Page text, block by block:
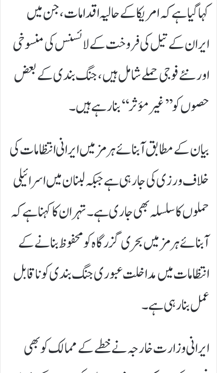
کہا گیا ہے کہ امریکا کے حالیہ اقدامات، جن میں
ایران کے تیل کی فروخت کے لائسنس کی منسوخی
اور نئے فوجی حملے شامل ہیں، جنگ بندی کے بعض
حصوں کو ’’غیر مؤثر‘‘ بنا رہے ہیں۔
بیان کے مطابق آبنائے ہرمز میں ایرانی انتظامات کی
خلاف ورزی کی جا رہی ہے جبکہ لبنان میں اسرائیلی
حملوں کا سلسلہ بھی جاری ہے۔ تہران کا کہنا ہے کہ
آبنائے ہرمز میں بحری گزرگاہ کو محفوظ بنانے کے
انتظامات میں مداخلت عبوری جنگ بندی کو ناقابل
عمل بنا رہی ہے۔
ایرانی وزارت خارجہ نے خطے کے ممالک کو بھی